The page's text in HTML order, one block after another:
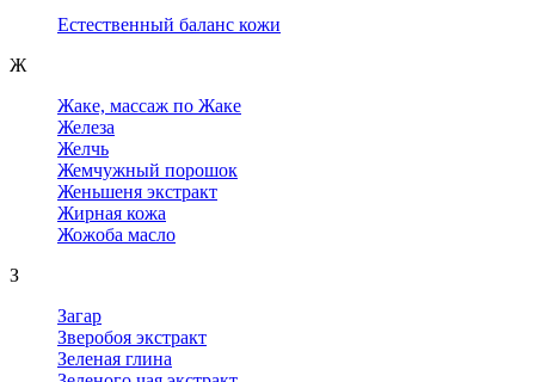
Естественный баланс кожи
Ж
Жаке, массаж по Жаке
Железа
Желчь
Жемчужный порошок
Женьшеня экстракт
Жирная кожа
Жожоба масло
З
Загар
Зверобоя экстракт
Зеленая глина